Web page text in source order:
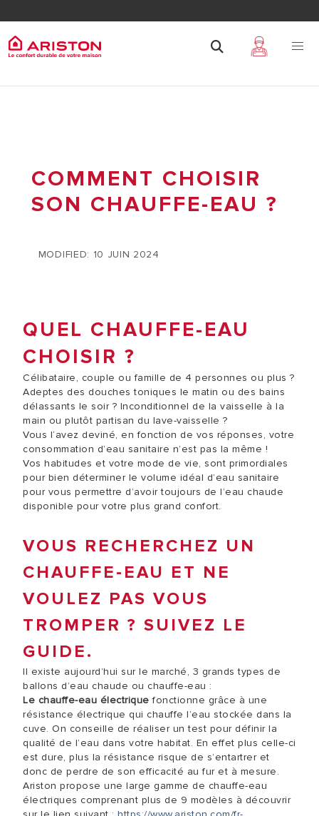
COMMENT CHOISIR
SON CHAUFFE-EAU ?
MODIFIED: 10 JUIN 2024
QUEL CHAUFFE-EAU
CHOISIR ?
Célibataire, couple ou famille de 4 personnes ou plus ?
Adeptes des douches toniques le matin ou des bains
délassants le soir ? Inconditionnel de la vaisselle à la
main ou plutôt partisan du lave-vaisselle ?
Vous l‘avez deviné, en fonction de vos réponses, votre
consommation d’eau sanitaire n’est pas la même !
Vos habitudes et votre mode de vie, sont primordiales
pour bien déterminer le volume idéal d’eau sanitaire
pour vous permettre d’avoir toujours de l’eau chaude
disponible pour votre plus grand confort.
VOUS RECHERCHEZ UN
CHAUFFE-EAU ET NE
VOULEZ PAS VOUS
TROMPER ? SUIVEZ LE
GUIDE.
Il existe aujourd’hui sur le marché, 3 grands types de
ballons d’eau chaude ou chauffe-eau :
Le chauffe-eau électrique fonctionne grâce à une
résistance électrique qui chauffe l’eau stockée dans la
cuve. On conseille de réaliser un test pour définir la
qualité de l’eau dans votre habitat. En effet plus celle-ci
est dure, plus la résistance risque de s’entartrer et
donc de perdre de son efficacité au fur et à mesure.
Ariston propose une large gamme de chauffe-eau
électriques comprenant plus de 9 modèles à découvrir